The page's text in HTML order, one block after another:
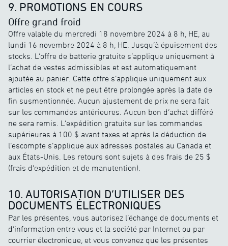
9. PROMOTIONS EN COURS
Offre grand froid
Offre valable du mercredi 18 novembre 2024 à 8 h, HE, au
lundi 16 novembre 2024 à 8 h, HE. Jusqu’à épuisement des
stocks. L’offre de batterie gratuite s’applique uniquement à
l’achat de vestes admissibles et est automatiquement
ajoutée au panier. Cette offre s’applique uniquement aux
articles en stock et ne peut être prolongée après la date de
fin susmentionnée. Aucun ajustement de prix ne sera fait
sur les commandes antérieures. Aucun bon d’achat différé
ne sera remis. L’expédition gratuite sur les commandes
supérieures à 100 $ avant taxes et après la déduction de
l’escompte s’applique aux adresses postales au Canada et
aux États-Unis. Les retours sont sujets à des frais de 25 $
(frais d’expédition et de manutention).
10. AUTORISATION D’UTILISER DES
DOCUMENTS ÉLECTRONIQUES
Par les présentes, vous autorisez l’échange de documents et
d’information entre vous et la société par Internet ou par
courrier électronique, et vous convenez que les présentes